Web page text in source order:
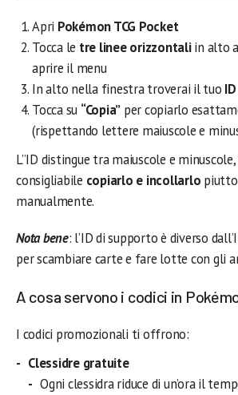
Apri Pokémon TCG Pocket
Tocca le tre linee orizzontaliin alto
aprire il menu
In alto nella finestra troverai il tuo
Tocca su “Copia” per copiarlo
(rispettando lettere maiuscole e
L’’ID distingue tra maiuscole e
consigliabile copiarlo e incollarlo
manualmente.
Nota bene: l’ID di supporto è diverso
per scambiare carte e fare lotte con gli
A cosa servono i codici in
I codici promozionali ti offrono:
Clessidre gratuite
Ogni clessidra riduce di un’ora il